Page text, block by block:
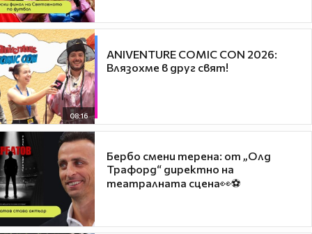
08:16
ANIVENTURE COMIC CON 2026:
Влязохме в друг свят!
Бербо смени терена: от „Олд
Трафорд“ директно на
театралната сцена👀⚽